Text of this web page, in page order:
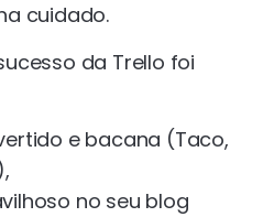
cuidado.
da Trello foi
e bacana (Taco,
no seu blog